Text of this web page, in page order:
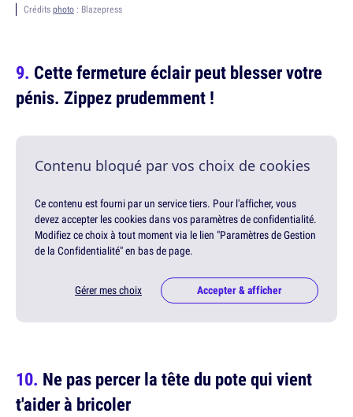
Crédits photo : Blazepress
Cette fermeture éclair peut blesser votre
pénis. Zippez prudemment !
Contenu bloqué par vos choix de cookies
Ce contenu est fourni par un service tiers. Pour l'afficher, vous
devez accepter les cookies dans vos paramètres de confidentialité.
Modifiez ce choix à tout moment via le lien "Paramètres de Gestion
de la Confidentialité" en bas de page.
Gérer mes choix Accepter & afficher
Ne pas percer la tête du pote qui vient
t'aider à bricoler